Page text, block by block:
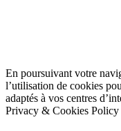
En poursuivant votre
l’utilisation de cookies
adaptés à vos centres
Privacy & Cookies Policy